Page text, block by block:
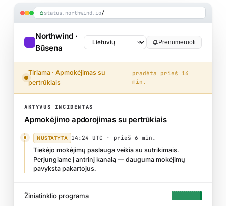
status.northwind.io/
Northwind ·
Būsena
Prenumeruoti
Tiriama · Apmokėjimas su
pertrūkiais
pradėta prieš 14
min.
AKTYVUS INCIDENTAS
Apmokėjimo apdorojimas su pertrūkiais
NUSTATYTA 14:24 UTC · prieš 6 min.
Tiekėjo mokėjimų paslauga veikia su sutrikimais.
Perjungiame į antrinį kanalą — dauguma mokėjimų
pavyksta pakartojus.
Žiniatinklio programa